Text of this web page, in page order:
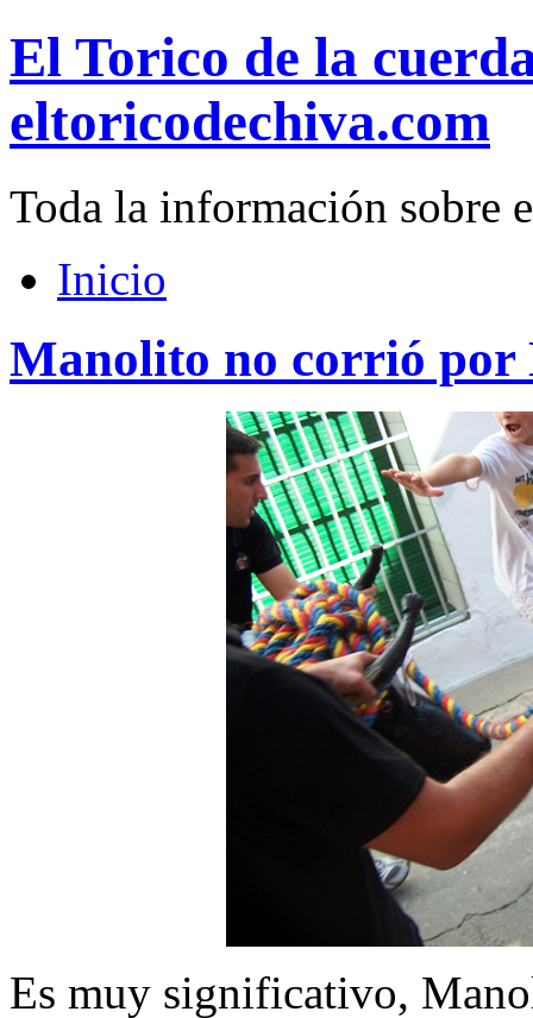
El Torico de la
eltoricodechiva.com
Toda la información sobre
Inicio
Manolito no corrió por
Es muy significativo,